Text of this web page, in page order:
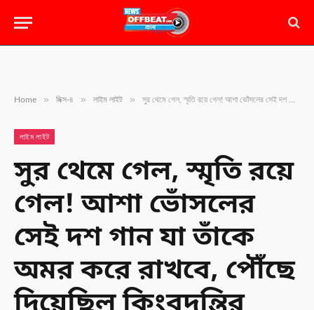
Home » মিক্স-৪ » লাইম লাইট » সুর থেমে গেল, স্মৃতি রয়ে গেল! আশা ভোঁসলের সেই দশ গান যা তাঁকে অমর করে রাখবে, পৌঁছে দিয়েছিল কিংবদন্তির আসনে
লাইম লাইট
সুর থেমে গেল, স্মৃতি রয়ে
গেল! আশা ভোঁসলের
সেই দশ গান যা তাঁকে
অমর করে রাখবে, পৌঁছে